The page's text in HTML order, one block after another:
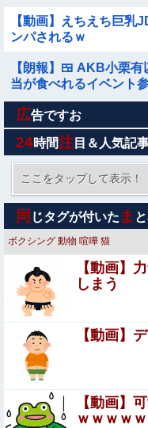
【動画】えちえち巨乳
ンパされるｗ
【朗報】🍱 AKB小栗
当が食べれるイベント
いともも・41日後に放
ロシア十代 ”ルージア
いグラビア。
【悲報】竹田恒泰「愛
Manに女がいないのと
竹田恒泰が入るような
佐藤寛子、ヌード乳首
真集の全裸、全盛期グ
【朗報】プチプチで有
式会社」に変更ｗｗｗ
33歳くらいから太った
ッと漏れるようになった
可愛すぎるおむすび屋
ラファンした成功した
ｗｗｗ
【朗報】 ビッグダデ
広告ですお
24時間注 目＆人気記
ここをタップして表示！
同 じタグが付いた ま
ボクシング 動物 喧嘩 猫
【動画】
しまう
【動画】
【動画】
ｗｗｗｗ